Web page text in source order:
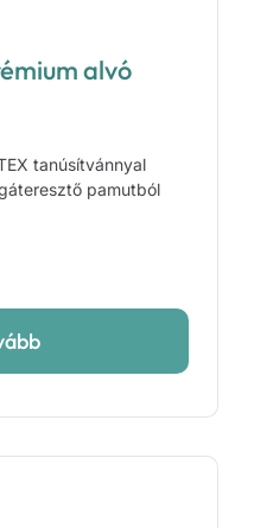
alvó
tanúsítvánnyal
pamutból